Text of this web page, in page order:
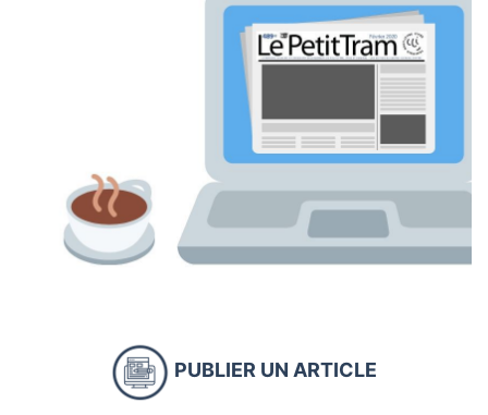
PUBLIER UN ARTICLE